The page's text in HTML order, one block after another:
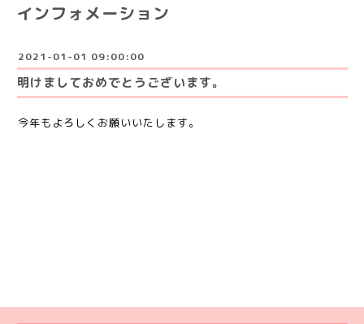
インフォメーション
2021-01-01 09:00:00
明けましておめでとうございます。
今年もよろしくお願いいたします。